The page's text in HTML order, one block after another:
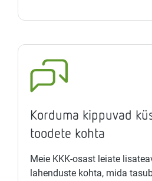
Korduma kippuvad
toodete kohta
Meie KKK-osast leiate
lahenduste kohta, mida